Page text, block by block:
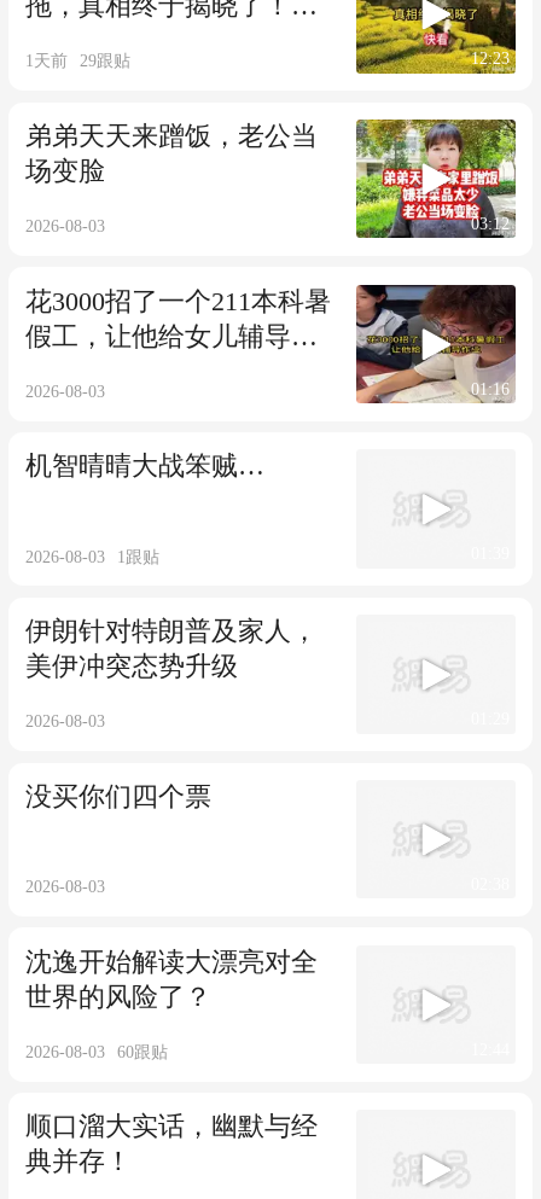
拖，真相终于揭晓了！快
1天前 29跟贴 12:23
弟弟天天来蹭饭，老公当
场变脸
2026-08-03 03:12
花3000招了一个211本科暑
假工，让他给女儿辅导作
2026-08-03 01:16
机智晴晴大战笨贼…
2026-08-03 1跟贴
伊朗针对特朗普及家人，
美伊冲突态势升级
2026-08-03
没买你们四个票
2026-08-03
沈逸开始解读大漂亮对全
世界的风险了？
2026-08-03 60跟贴
顺口溜大实话，幽默与经
典并存！